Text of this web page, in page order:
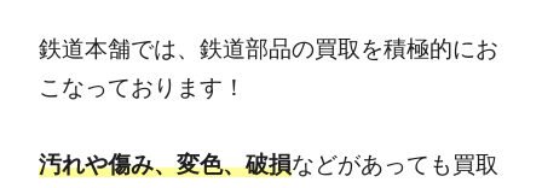
鉄道本舗では、鉄道部品の買取を積極的にお
こなっております！
汚れや傷み、変色、破損などがあっても買取